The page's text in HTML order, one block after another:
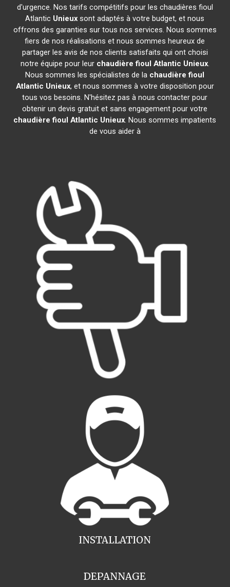
d'urgence. Nos tarifs compétitifs pour les chaudières fioul
Atlantic Unieux sont adaptés à votre budget, et nous
offrons des garanties sur tous nos services. Nous sommes
fiers de nos réalisations et nous sommes heureux de
partager les avis de nos clients satisfaits qui ont choisi
notre équipe pour leur chaudière fioul Atlantic Unieux.
Nous sommes les spécialistes de la chaudière fioul
Atlantic Unieux, et nous sommes à votre disposition pour
tous vos besoins. N'hésitez pas à nous contacter pour
obtenir un devis gratuit et sans engagement pour votre
chaudière fioul Atlantic Unieux. Nous sommes impatients
de vous aider à
INSTALLATION
DEPANNAGE